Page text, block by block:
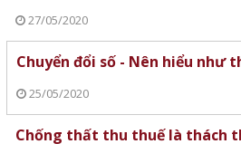
27/05/2020
Chuyển đổi số - Nên hiểu như
25/05/2020
Chống thất thu thuế là thách